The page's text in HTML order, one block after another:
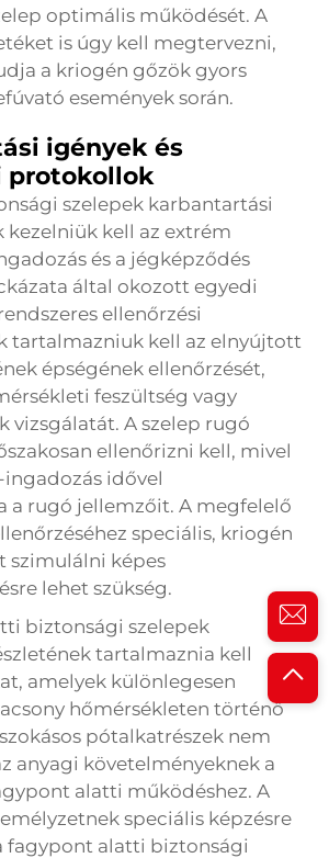
optimális működését. A
is úgy kell megtervezni,
a kriogén gőzök gyors
események során.
igények és
protokollok
szelepek karbantartási
kell az extrém
és a jégképződés
által okozott egyedi
ellenőrzési
tartalmazniuk kell az elnyújtott
épségének ellenőrzését,
feszültség vagy
vizsgálatát. A szelep rugó
ellenőrizni kell, mivel
idővel
a rugó jellemzőit. A megfelelő
speciális, kriogén
szimulálni képes
lehet szükség.
biztonsági szelepek
tartalmaznia kell
amelyek különlegesen
hőmérsékleten történő
pótalkatrészek nem
anyagi követelményeknek a
alatti működéshez. A
speciális képzésre
fagypont alatti biztonsági